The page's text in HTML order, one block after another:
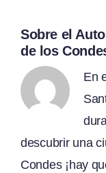
Sobre el
de los
En
descubrir una
Condes ¡hay